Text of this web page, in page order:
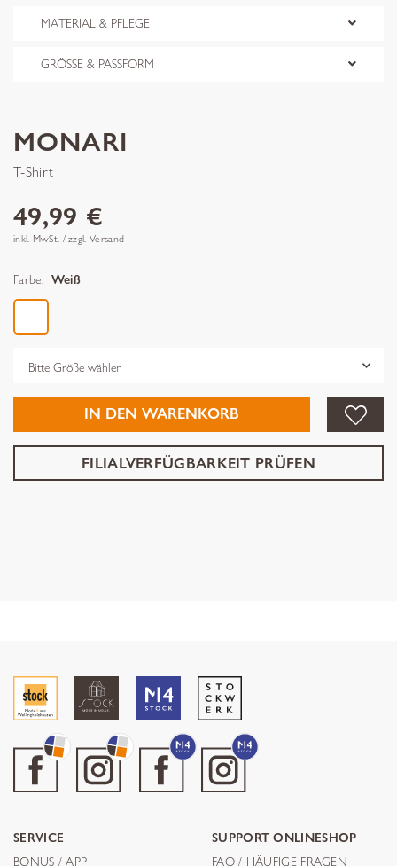
MATERIAL & PFLEGE
GRÖSSE & PASSFORM
MONARI
T-Shirt
49,99 €
inkl. MwSt. / zzgl. Versand
Farbe: Weiß
IN DEN WARENKORB
FILIALVERFÜGBARKEIT PRÜFEN
SERVICE
BONUS / APP
SUPPORT ONLINESHOP
FAQ / HÄUFIGE FRAGEN